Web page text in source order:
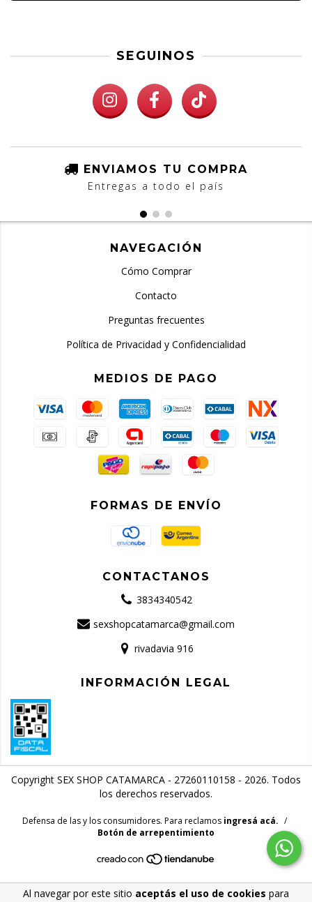
Al navegar por este sitio aceptás el uso de cookies para
SEGUINOS
ENVIAMOS TU COMPRA
Entregas a todo el país
NAVEGACIÓN
Cómo Comprar
Contacto
Preguntas frecuentes
Política de Privacidad y Confidencialidad
MEDIOS DE PAGO
FORMAS DE ENVÍO
CONTACTANOS
3834340542
sexshopcatamarca@gmail.com
rivadavia 916
INFORMACIÓN LEGAL
Copyright SEX SHOP CATAMARCA - 27260110158 - 2026. Todos
los derechos reservados.
Defensa de las y los consumidores. Para reclamos ingresá acá. /
Botón de arrepentimiento